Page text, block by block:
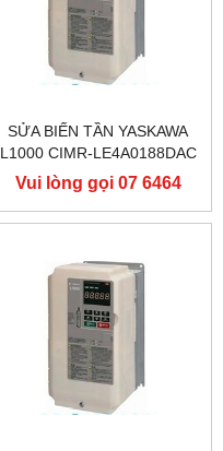
SỬA BIẾN TẦN YASKAWA
L1000 CIMR-LE4A0188DAC
400V 90KW, BIẾN TẦN
YASKAWA L1000
Vui lòng gọi 07 6464
9556